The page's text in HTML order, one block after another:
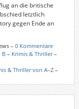
an die britische
letztlich
gegen Ende an
– 0 Kommentare
B– Krimis & Thriller–
& Thriller von A–Z–